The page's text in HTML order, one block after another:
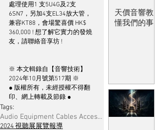
處理使用1 支5U4G及2支
6SN7，另加4支EL34放大管，
兼容KT88，會場驚喜價 HK$
360,000 ! 想了解它實力的發燒
友，請聯絡音享坊 !
※ 本文輯錄自【音響技術】
2024年10月號第517期 ※
● 版權所有，未經授權不得翻
印、網上轉載及節錄 ●
Tags:
Audio Equipment Cables Accessories & Musical Software
2024 視聽展展覽報導
天價音響教
懂我們的事